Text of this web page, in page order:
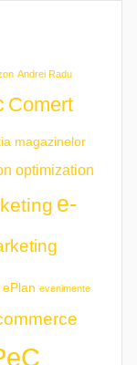
Andrei Radu
Comert
magazinelor
optimization
e-
ePlan evenimente